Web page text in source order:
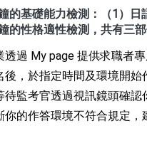
的基礎能力檢測：（1）日
的性格適性檢測，共有三
透過 My page 提供求職者
後，於指定時間及環境開
待監考官透過視訊鏡頭確
你的作答環境不符合規定，